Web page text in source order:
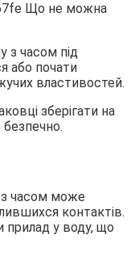
з часом під
або почати
властивостей.
зберігати на
з часом може
контактів.
прилад у воду, що